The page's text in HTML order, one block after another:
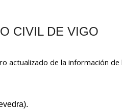
CIVIL DE VIGO
actualizado de la información